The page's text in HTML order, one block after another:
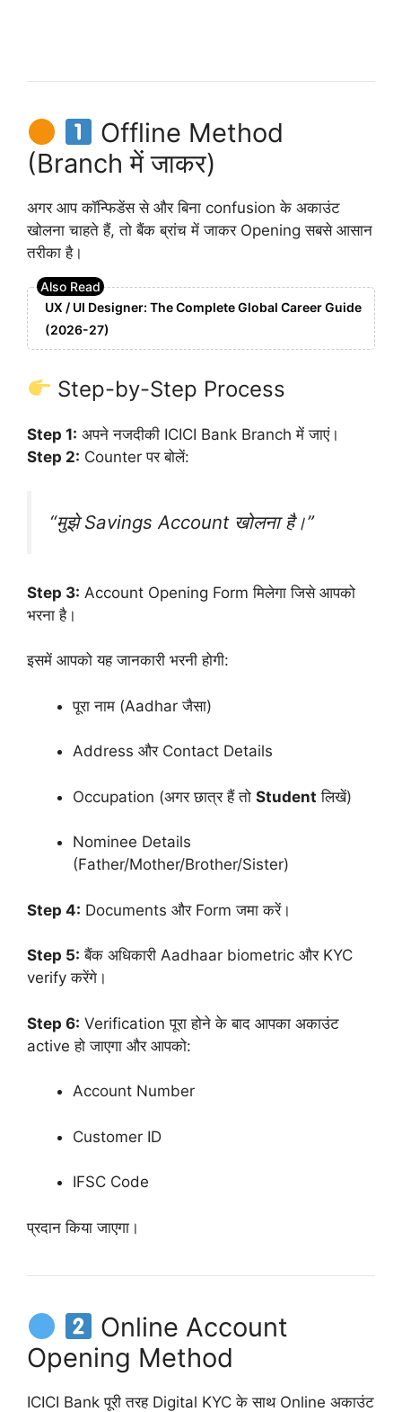
Offline Method
(Branch में जाकर)
अगर आप कॉन्फिडेंस से और बिना confusion के अकाउंट
खोलना चाहते हैं, तो बैंक ब्रांच में जाकर Opening सबसे आसान
तरीका है।
UX / UI Designer: The Complete Global Career Guide
(2026-27)
Step-by-Step Process
Step 1: अपने नजदीकी ICICI Bank Branch में जाएं।
Step 2: Counter पर बोलें:
“मुझे Savings Account खोलना है।”
Step 3: Account Opening Form मिलेगा जिसे आपको
भरना है।
इसमें आपको यह जानकारी भरनी होगी:
पूरा नाम (Aadhar जैसा)
Address और Contact Details
Occupation (अगर छात्र हैं तो Student लिखें)
Nominee Details
(Father/Mother/Brother/Sister)
Step 4: Documents और Form जमा करें।
Step 5: बैंक अधिकारी Aadhaar biometric और KYC
verify करेंगे।
Step 6: Verification पूरा होने के बाद आपका अकाउंट
active हो जाएगा और आपको:
Account Number
Customer ID
IFSC Code
प्रदान किया जाएगा।
Online Account
Opening Method
ICICI Bank पूरी तरह Digital KYC के साथ Online अकाउंट